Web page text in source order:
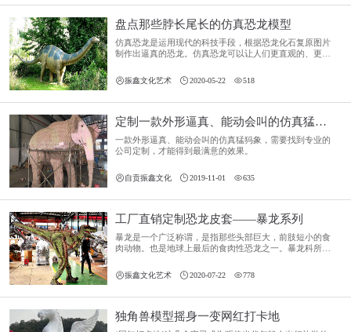
盘点那些脖长尾长的仿真恐龙模型
仿真恐龙是运用现代的科技手段，根据恐龙化石复原图片
制作出逼真的恐龙。仿真恐龙可以让人们更直观的、更形
关知识。
振鑫文化艺术 2020-05-22 518
定制一款外形逼真、能动会叫的仿真猛犸象要多久？有哪些流程？
一款外形逼真、能动会叫的仿真猛犸象，需要找到专业的
公司定制，才能得到最满意的效果。
自贡振鑫文化 2019-11-01 635
工厂直销定制恐龙皮套——暴龙系列
暴龙是一个广泛称谓，是指那些头部巨大，前肢短小的食
肉动物。也是地球上最后的食肉性恐龙之一。暴龙科所有
具有相同特征。
振鑫文化艺术 2020-07-22 778
独角兽模型摇身一变网红打卡地